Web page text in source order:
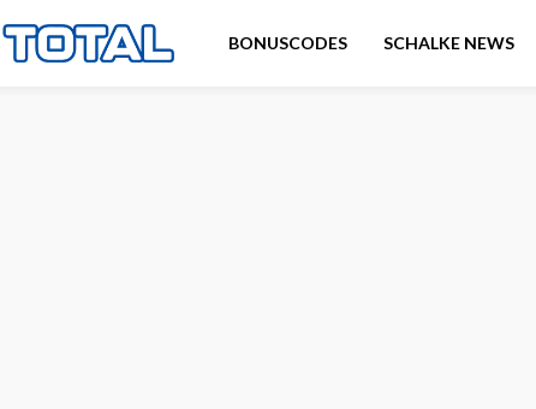
BONUSCODES SCHALKE NEWS